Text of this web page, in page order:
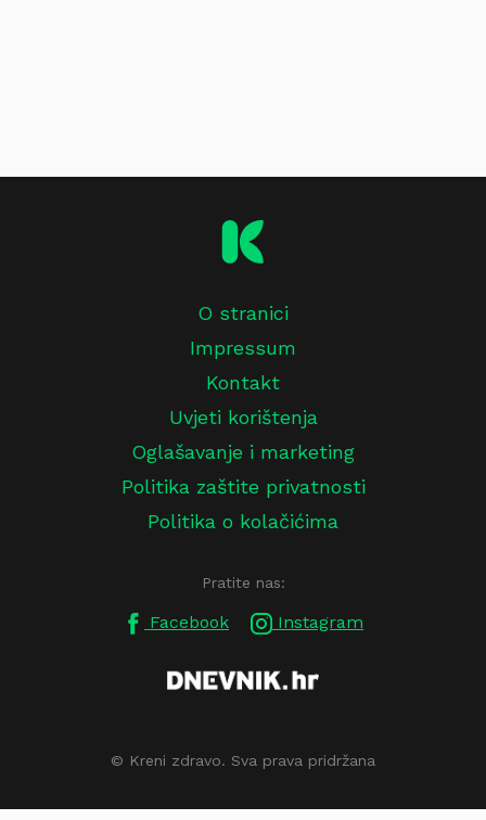
O stranici
Impressum
Kontakt
Uvjeti korištenja
Oglašavanje i marketing
Politika zaštite privatnosti
Politika o kolačićima
Pratite nas:
Facebook Instagram
© Kreni zdravo. Sva prava pridržana